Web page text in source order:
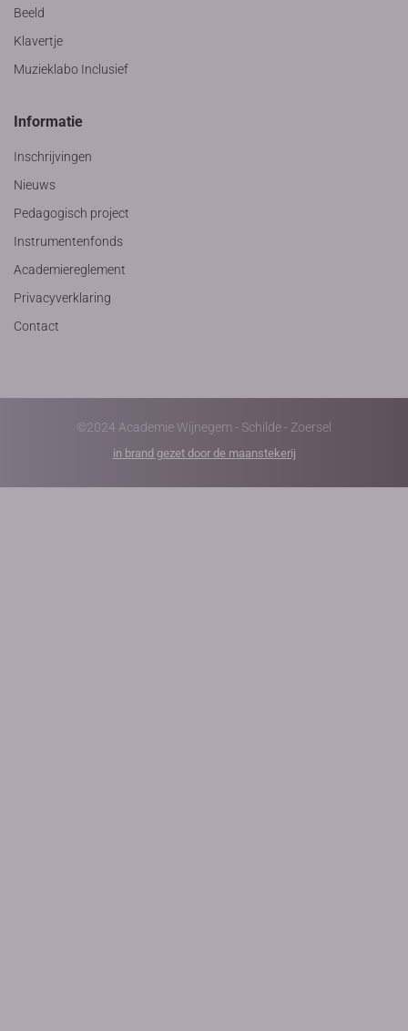
Beeld
Klavertje
Muzieklabo Inclusief
Informatie
Inschrijvingen
Nieuws
Pedagogisch project
Instrumentenfonds
Academiereglement
Privacyverklaring
Contact
©2024 Academie Wijnegem - Schilde - Zoersel
in brand gezet door de maanstekerij